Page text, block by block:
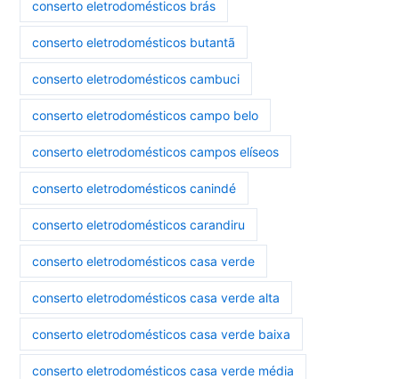
conserto eletrodomésticos brás
conserto eletrodomésticos butantã
conserto eletrodomésticos cambuci
conserto eletrodomésticos campo belo
conserto eletrodomésticos campos elíseos
conserto eletrodomésticos canindé
conserto eletrodomésticos carandiru
conserto eletrodomésticos casa verde
conserto eletrodomésticos casa verde alta
conserto eletrodomésticos casa verde baixa
conserto eletrodomésticos casa verde média